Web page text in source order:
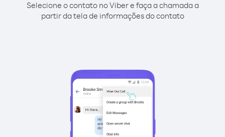
Selecione o contato no Viber e faça a chamada a
partir da tela de informações do contato